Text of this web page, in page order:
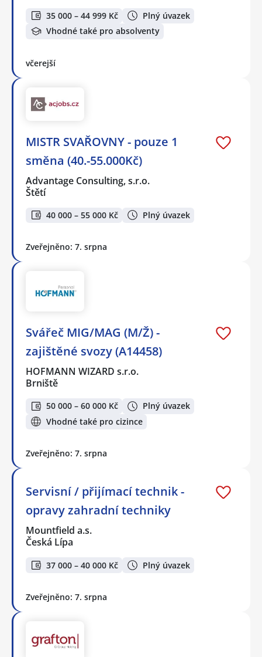
35 000 – 44 999 Kč
Plný úvazek
Vhodné také pro absolventy
včerejší
MISTR SVAŘOVNY - pouze 1
směna (40.-55.000Kč)
Advantage Consulting, s.r.o.
Štětí
40 000 – 55 000 Kč Plný úvazek
Zveřejněno: 7. srpna
Svářeč MIG/MAG (M/Ž) -
zajištěné svozy (A14458)
HOFMANN WIZARD s.r.o.
Brniště
50 000 – 60 000 Kč
Plný úvazek
Vhodné také pro cizince
Zveřejněno: 7. srpna
Servisní / přijímací technik -
opravy zahradní techniky
Mountfield a.s.
Česká Lípa
37 000 – 40 000 Kč Plný úvazek
Zveřejněno: 7. srpna